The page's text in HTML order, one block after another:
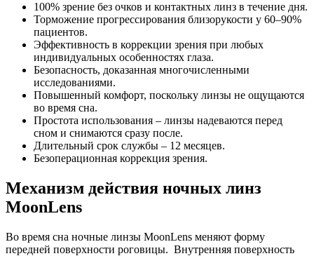
100% зрение без очков и контактных линз в течение дня.
Торможение прогрессирования близорукости у 60–90%
пациентов.
Эффективность в коррекции зрения при любых
индивидуальных особенностях глаза.
Безопасность, доказанная многочисленными
исследованиями.
Повышенный комфорт, поскольку линзы не ощущаются
во время сна.
Простота использования – линзы надеваются перед
сном и снимаются сразу после.
Длительный срок службы – 12 месяцев.
Безоперационная коррекция зрения.
Механизм действия ночных линз
MoonLens
Во время сна ночные линзы MoonLens меняют форму
передней поверхности роговицы. ​ Внутренняя поверхность